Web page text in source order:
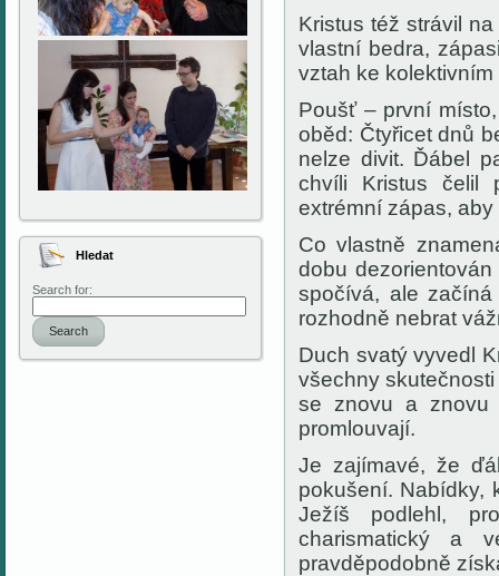
Hledat
Search for:
Search
Kristus též strávil
vlastní bedra,
vztah ke kolektivním
Poušť – první
oběd: Čtyřicet dnů
nelze divit. Ďábel
chvíli Kristus čelil
extrémní zápas,
Co vlastně
dobu
spočívá, ale
rozhodně nebrat
Duch svatý vyvedl
všechny
se znovu a znovu
promlouvají.
Je zajímavé, že
pokušení. Nabídky,
Ježíš podlehl,
charismatický a
pravděpodobně